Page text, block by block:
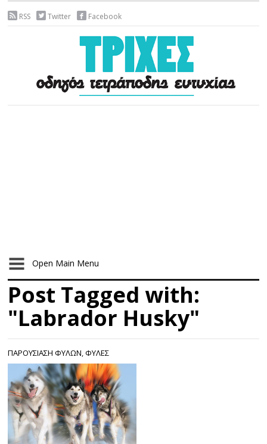
RSS Twitter Facebook
Open Main Menu
Post Tagged with:
"Labrador Husky"
ΠΑΡΟΥΣΙΑΣΗ ΦΥΛΩΝ,ΦΥΛΕΣ